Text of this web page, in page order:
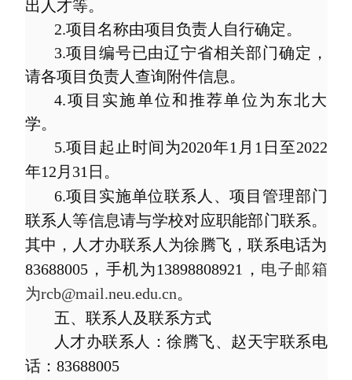
出人才等。
2.项目名称由项目负责人自行确定。
3.项目编号已由辽宁省相关部门确定，
请各项目负责人查询附件信息。
4.项目实施单位和推荐单位为东北大
学。
5.项目起止时间为2020年1 月 1 日至2022
年12 月 31 日。
6.项目实施单位联系人、项目管理部门
联系人等信息请与学校对应职能部门联系。
其中，人才办联系人为徐腾飞，联系电话为
83688005，手机为13898808921 ， 电子邮箱
为rcb@mail.neu.edu.cn。
五、联系人及联系方式
人才办联系人：徐腾飞、赵天宇联系电
话： 83688005